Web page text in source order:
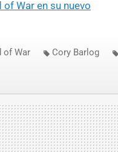
War en su nuevo
of War Cory Barlog